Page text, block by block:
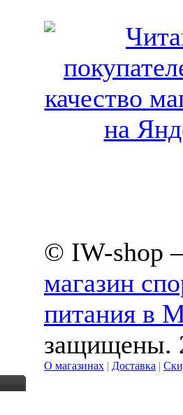
© IW-shop
магазин
питания в
защищены.
О магазинах | Доставка |